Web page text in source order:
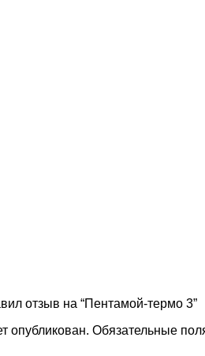
отзыв на “Пентамой-термо 3”
опубликован. Обязательные